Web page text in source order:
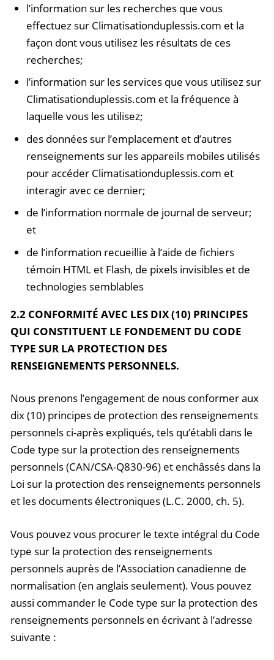
l’information sur les recherches que vous
effectuez sur Climatisationduplessis.com et la
façon dont vous utilisez les résultats de ces
recherches;
l’information sur les services que vous utilisez sur
Climatisationduplessis.com et la fréquence à
laquelle vous les utilisez;
des données sur l’emplacement et d’autres
renseignements sur les appareils mobiles utilisés
pour accéder Climatisationduplessis.com et
interagir avec ce dernier;
de l’information normale de journal de serveur;
et
de l’information recueillie à l’aide de fichiers
témoin HTML et Flash, de pixels invisibles et de
technologies semblables
2.2 CONFORMITÉ AVEC LES DIX (10) PRINCIPES
QUI CONSTITUENT LE FONDEMENT DU CODE
TYPE SUR LA PROTECTION DES
RENSEIGNEMENTS PERSONNELS.
Nous prenons l’engagement de nous conformer aux
dix (10) principes de protection des renseignements
personnels ci-après expliqués, tels qu’établi dans le
Code type sur la protection des renseignements
personnels (CAN/CSA-Q830-96) et enchâssés dans la
Loi sur la protection des renseignements personnels
et les documents électroniques (L.C. 2000, ch. 5).
Vous pouvez vous procurer le texte intégral du Code
type sur la protection des renseignements
personnels auprès de l’Association canadienne de
normalisation (en anglais seulement). Vous pouvez
aussi commander le Code type sur la protection des
renseignements personnels en écrivant à l’adresse
suivante :